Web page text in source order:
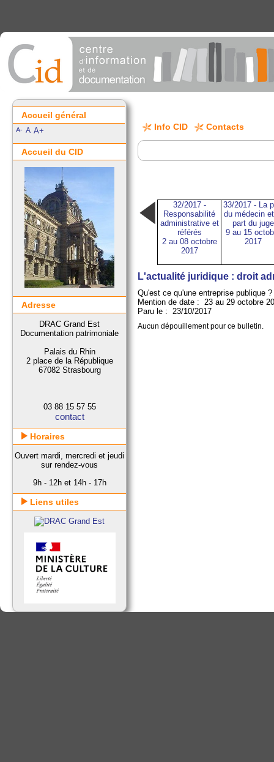
Info CID Contacts
32/2017 -
Responsabilité
administrative et
référés
2 au 08 octobre
2017
33/2017 - La
du médecin
part du juge
9 au 15
2017
L'actualité juridique : droit
Qu'est ce qu'une entreprise publique ?
Mention de date : 23 au 29 octobre
Paru le : 23/10/2017
Aucun dépouillement pour ce bulletin.
Accueil général
A- A A+
Accueil du CID
Adresse
DRAC Grand Est
Documentation patrimoniale
Palais du Rhin
2 place de la République
67082 Strasbourg
03 88 15 57 55
contact
Horaires
Ouvert mardi, mercredi et jeudi
sur rendez-vous
9h - 12h et 14h - 17h
Liens utiles